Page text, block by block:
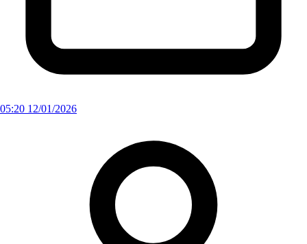
05:20 12/01/2026